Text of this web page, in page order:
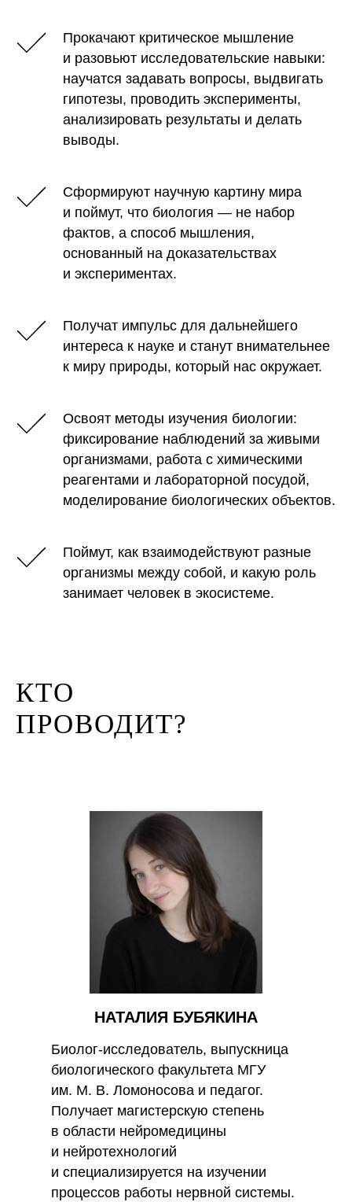
Прокачают критическое мышление
и разовьют исследовательские навыки:
научатся задавать вопросы, выдвигать
гипотезы, проводить эксперименты,
анализировать результаты и делать
выводы.
Сформируют научную картину мира
и поймут, что биология — не набор
фактов, а способ мышления,
основанный на доказательствах
и экспериментах.
Получат импульс для дальнейшего
интереса к науке и станут внимательнее
к миру природы, который нас окружает.
Освоят методы изучения биологии:
фиксирование наблюдений за живыми
организмами, работа с химическими
реагентами и лабораторной посудой,
моделирование биологических объектов.
Поймут, как взаимодействуют разные
организмы между собой, и какую роль
занимает человек в экосистеме.
КТО
ПРОВОДИТ?
НАТАЛИЯ БУБЯКИНА
Биолог-исследователь, выпускница
биологического факультета МГУ
им. М. В. Ломоносова и педагог.
Получает магистерскую степень
в области нейромедицины
и нейротехнологий
и специализируется на изучении
процессов работы нервной системы.